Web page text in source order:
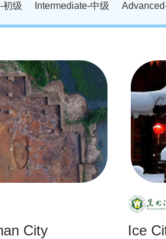
初级 Intermediate-中级
City
Ice